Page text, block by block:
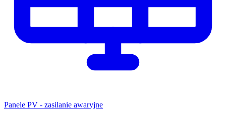
Panele PV - zasilanie awaryjne